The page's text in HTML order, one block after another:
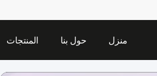
منزل حول بنا المنتجات